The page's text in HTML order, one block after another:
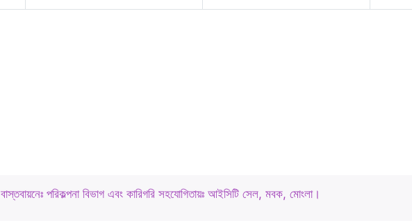
বাস্তবায়নেঃ পরিকল্পনা বিভাগ এবং কারিগরি সহযোগিতায়ঃ আইসিটি সেল, মবক, মোংলা।